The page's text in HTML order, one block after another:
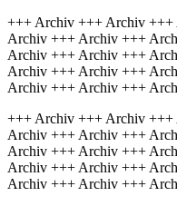
+++ Archiv +++ Archiv
Archiv +++ Archiv +++
Archiv +++ Archiv +++
Archiv +++ Archiv +++
Archiv +++ Archiv +++
+++ Archiv +++ Archiv
Archiv +++ Archiv +++
Archiv +++ Archiv +++
Archiv +++ Archiv +++
Archiv +++ Archiv +++